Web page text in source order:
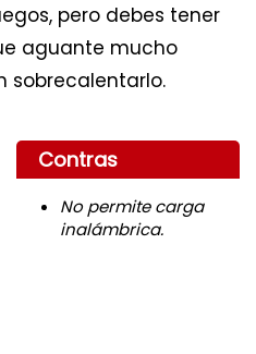
pero debes tener
aguante mucho
sobrecalentarlo.
Contras
No permite carga
inalámbrica.